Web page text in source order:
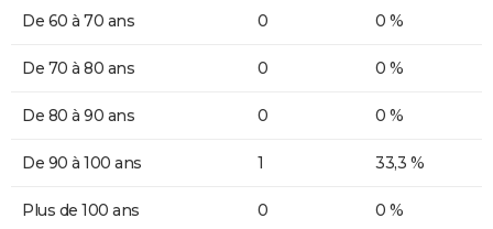
De 60 à 70 ans 0 0 %
De 70 à 80 ans 0 0 %
De 80 à 90 ans 0 0 %
De 90 à 100 ans 1 33,3 %
Plus de 100 ans 0 0 %